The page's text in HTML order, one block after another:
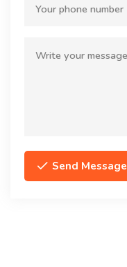
Send Message